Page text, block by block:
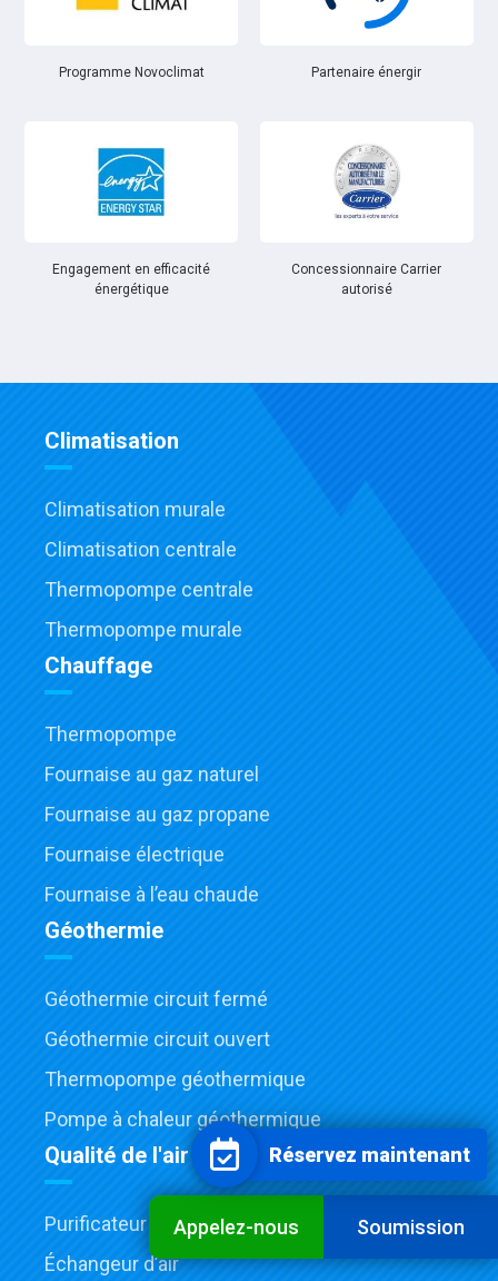
Programme Novoclimat Partenaire énergir
Engagement en efficacité
énergétique
Concessionnaire Carrier
autorisé
Climatisation
Climatisation murale
Climatisation centrale
Thermopompe centrale
Thermopompe murale
Chauffage
Thermopompe
Fournaise au gaz naturel
Fournaise au gaz propane
Fournaise électrique
Fournaise à l’eau chaude
Géothermie
Géothermie circuit fermé
Géothermie circuit ouvert
Thermopompe géothermique
Pompe à chaleur géothermique
Qualité de l'air
Purificateur d’air
Échangeur d’air
Appelez-nous Soumission
Réservez maintenant